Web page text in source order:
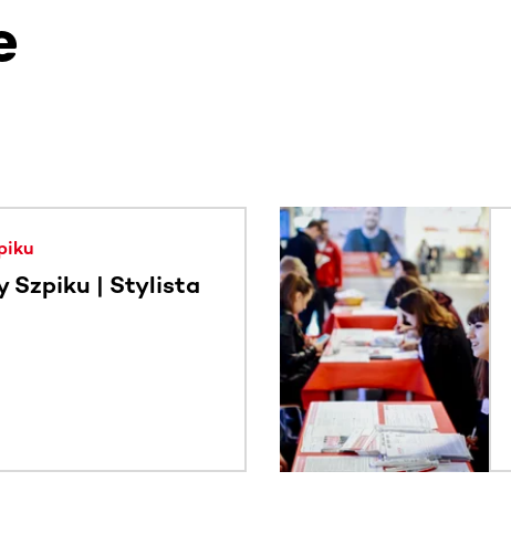
Użyj klawisza Tab lub przesuń palcem, aby zobaczyć
Szpiku | Stylista